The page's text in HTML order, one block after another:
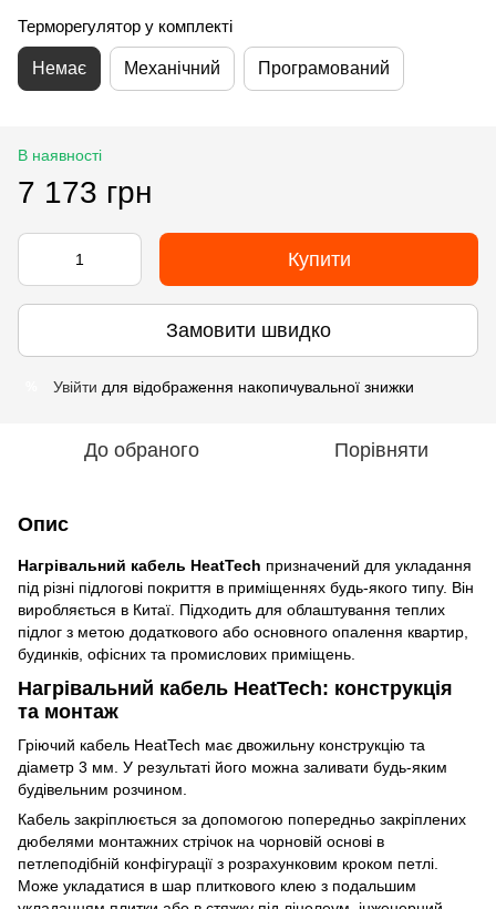
Терморегулятор у комплекті
Немає Механічний Програмований
В наявності
7 173 грн
Купити
Замовити швидко
Увійти для відображення накопичувальної знижки
До обраного Порівняти
Опис
Нагрівальний кабель HeatTech призначений для укладання
під різні підлогові покриття в приміщеннях будь-якого типу. Він
виробляється в Китаї. Підходить для облаштування теплих
підлог з метою додаткового або основного опалення квартир,
будинків, офісних та промислових приміщень.
Нагрівальний кабель HeatTech: конструкція
та монтаж
Гріючий кабель HeatTech має двожильну конструкцію та
діаметр 3 мм. У результаті його можна заливати будь-яким
будівельним розчином.
Кабель закріплюється за допомогою попередньо закріплених
дюбелями монтажних стрічок на чорновій основі в
петлеподібній конфігурації з розрахунковим кроком петлі.
Може укладатися в шар плиткового клею з подальшим